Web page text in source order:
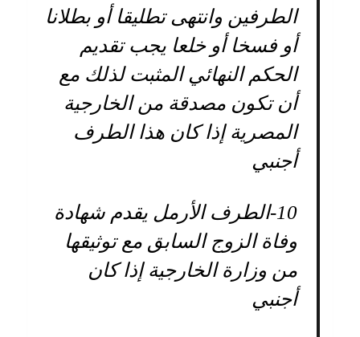
الطرفين وانتهى تطليقا أو بطلانا
أو فسخا أو خلعا يجب تقديم
الحكم النهائي المثبت لذلك مع
أن تكون مصدقة من الخارجية
المصرية إذا كان هذا الطرف
أجنبي
10- الطرف الأرمل يقدم شهادة
وفاة الزوج السابق مع توثيقها
من وزارة الخارجية إذا كان
أجنبي